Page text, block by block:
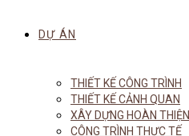
DỰ ÁN
THIẾT KẾ CÔNG TRÌNH
THIẾT KẾ CẢNH QUAN
XÂY DỰNG HOÀN THIỆN
CÔNG TRÌNH THỰC TẾ